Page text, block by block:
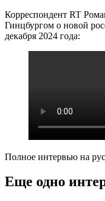
Корреспондент RT
Гинцбургом о новой
декабря 2024 года:
Полное интервью на
Еще одно